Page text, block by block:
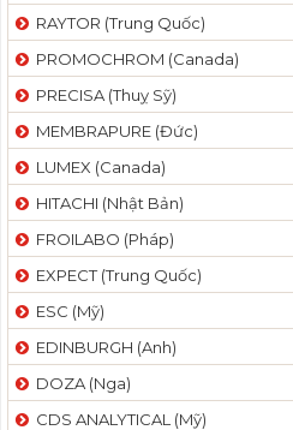
RAYTOR (Trung Quốc)
PROMOCHROM (Canada)
PRECISA (Thuỵ Sỹ)
MEMBRAPURE (Đức)
LUMEX (Canada)
HITACHI (Nhật Bản)
FROILABO (Pháp)
EXPECT (Trung Quốc)
ESC (Mỹ)
EDINBURGH (Anh)
DOZA (Nga)
CDS ANALYTICAL (Mỹ)